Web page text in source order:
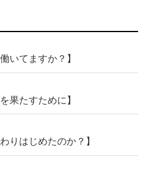
いてますか？】
果たすために】
りはじめたのか？】